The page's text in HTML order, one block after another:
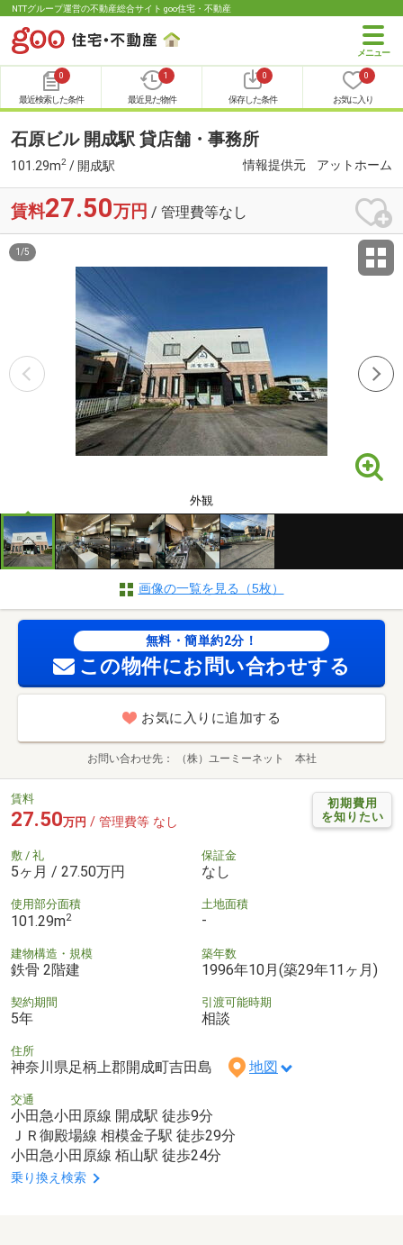
NTTグループ運営の不動産総合サイト goo住宅・不動産
0
最近検索した条件
1
最近見た物件
0
保存した条件
0
お気に入り
石原ビル 開成駅 貸店舗・事務所
101.29m2 / 開成駅 情報提供元 アットホーム
賃料27.50万円 / 管理費等なし
外観
1 /5
画像の一覧を見る（5枚）
無料・簡単約2分！
この物件にお問い合わせする
お気に入りに追加する
お問い合わせ先 （株）ユーミーネット 本社
初期費用
を知りたい
賃料
27.50万円 / 管理費等 なし
敷 / 礼
5ヶ月 / 27.50万円
保証金
なし
使用部分面積
101.29m2
土地面積
-
建物構造・規模
鉄骨 2階建
築年数
1996年10月(築29年11ヶ月)
契約期間
5年
引渡可能時期
相談
住所
神奈川県足柄上郡開成町吉田島 地図
交通
小田急小田原線 開成駅 徒歩9分
ＪＲ御殿場線 相模金子駅 徒歩29分
小田急小田原線 栢山駅 徒歩24分
乗り換え検索